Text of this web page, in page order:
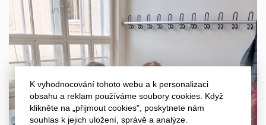
K vyhodnocování tohoto webu a k personalizaci
obsahu a reklam používáme soubory cookies. Když
klikněte na „přijmout cookies", poskytnete nám
souhlas k jejich uložení, správě a analýze.